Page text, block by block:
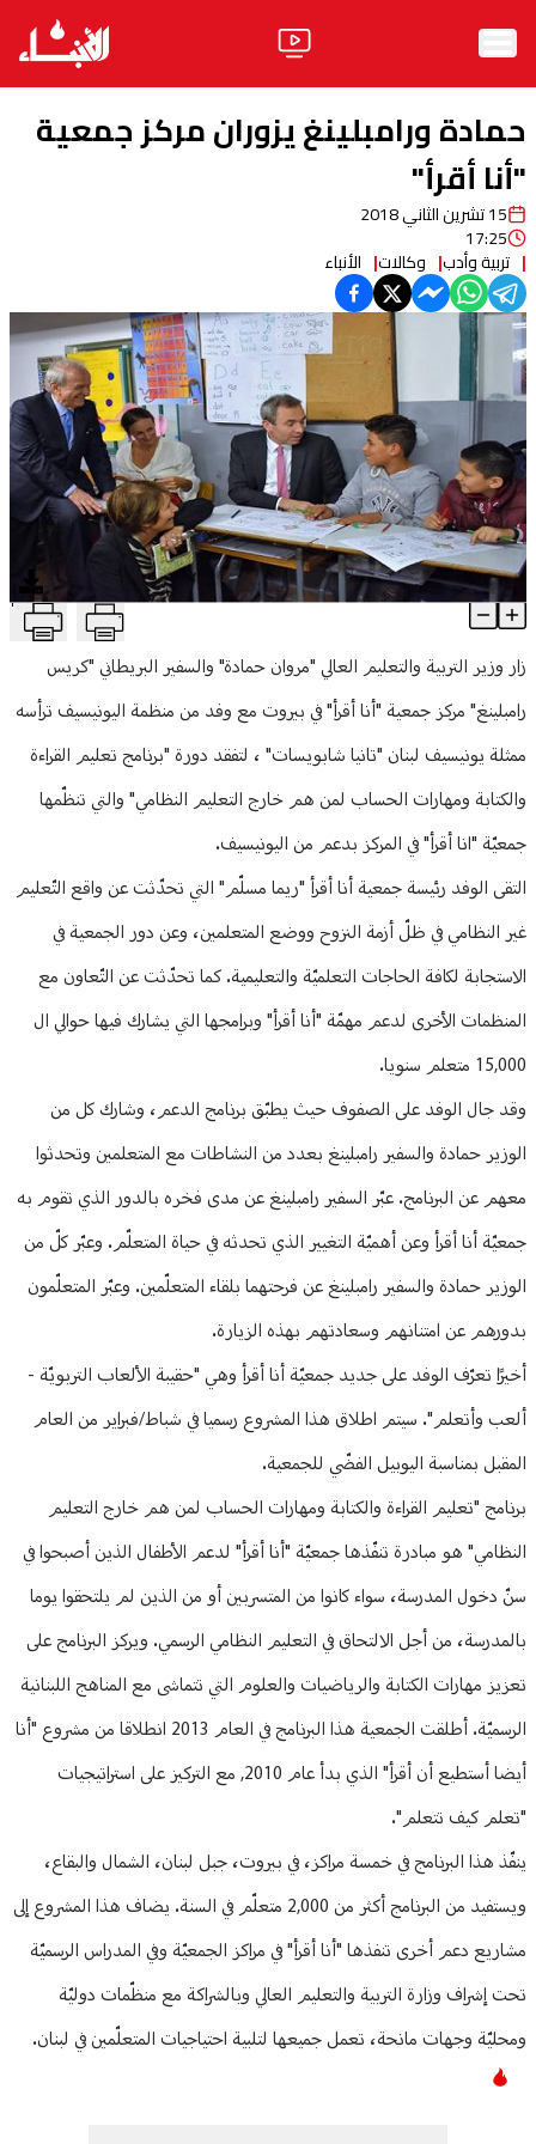
الأخبار
ثقافة ومجتمع
منوعات
آراء
فيديو
مواقف
وليد جنبلاطالحزب
ابحث
حمادة ورامبلينغ يزوران مركز جمعية
"أنا أقرأ"
15 تشرين الثاني 2018
17:25
تربية وأدب وكالات الأنباء
حمادة ورامبلينغ يزوران مركز جمعية "أنا أقرأ" T
Article Content
زار وزير التربية والتعليم العالي "مروان حمادة" والسفير البريطاني "كريس
رامبلينغ" مركز جمعية "أنا أقرأ" في بيروت مع وفد من منظمة اليونيسيف ترأسه
ممثلة يونيسيف لبنان "تانيا شابويسات" ، لتفقد دورة "برنامج تعليم القراءة
والكتابة ومهارات الحساب لمن هم خارج التعليم النظامي" والتي تنظّمها
جمعيّة "انا أقرأ" في المركز بدعم من اليونيسيف.
التقى الوفد رئيسة جمعية أنا أقرأ "ريما مسلّم" التي تحدّثت عن واقع التّعليم
غير النظامي في ظلّ أزمة النزوح ووضع المتعلمين، وعن دور الجمعية في
الاستجابة لكافة الحاجات التعلميّة والتعليمية. كما تحدّثت عن التّعاون مع
المنظمات الأخرى لدعم مهمّة "أنا أقرأ" وبرامجها التي يشارك فيها حوالي ال
15,000 متعلم سنويا.
وقد جال الوفد على الصفوف حيث يطبّق برنامج الدعم، وشارك كل من
الوزير حمادة والسفير رامبلينغ بعدد من النشاطات مع المتعلمين وتحدثوا
معهم عن البرنامج. عبّر السفير رامبلينغ عن مدى فخره بالدور الذي تقوم به
جمعيّة أنا أقرأ وعن أهميّة التغيير الذي تحدثه في حياة المتعلّم. وعبّر كلّ من
الوزير حمادة والسفير رامبلينغ عن فرحتهما بلقاء المتعلّمين. وعبّر المتعلّمون
بدورهم عن امتنانهم وسعادتهم بهذه الزيارة.
أخيرًا تعرّف الوفد على جديد جمعيّة أنا أقرأ وهي "حقيبة الألعاب التربويّة -
ألعب وأتعلم". سيتم اطلاق هذا المشروع رسميا في شباط/فبراير من العام
المقبل بمناسبة اليوبيل الفضّي للجمعية.
برنامج "تعليم القراءة والكتابة ومهارات الحساب لمن هم خارج التعليم
النظامي" هو مبادرة تنفّذها جمعيّة "أنا أقرأ" لدعم الأطفال الذين أصبحوا في
سنّ دخول المدرسة، سواء كانوا من المتسربين أو من الذين لم يلتحقوا يوما
بالمدرسة، من أجل الالتحاق في التعليم النظامي الرسمي. ويركز البرنامج على
تعزيز مهارات الكتابة والرياضيات والعلوم التي تتماشى مع المناهج اللبنانية
الرسميّة. أطلقت الجمعية هذا البرنامج في العام 2013 انطلاقا من مشروع "أنا
أيضا أستطيع أن أقرأ" الذي بدأ عام 2010, مع التركيز على استراتيجيات
"تعلم كيف تتعلم".
ينفّذ هذا البرنامج في خمسة مراكز، في بيروت، جبل لبنان، الشمال والبقاع،
ويستفيد من البرنامج أكثر من 2,000 متعلّم في السنة. يضاف هذا المشروع إلى
مشاريع دعم أخرى تنفذها "أنا أقرأ" في مراكز الجمعيّة وفي المدراس الرسميّة
تحت إشراف وزارة التربية والتعليم العالي وبالشراكة مع منظّمات دوليّة
ومحليّة وجهات مانحة، تعمل جميعها لتلبية احتياجيات المتعلّمين في لبنان.